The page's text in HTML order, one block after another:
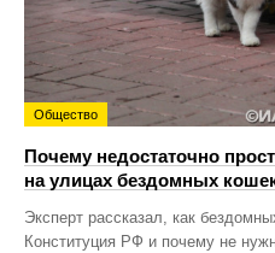
Общество
Почему недостаточно
на улицах бездомных
Эксперт рассказал, как
Конституция РФ и почему не